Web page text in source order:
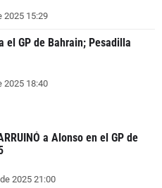
2025 15:29
el GP de Bahrain; Pesadilla
2025 18:40
a Alonso en el GP de
2025 21:00